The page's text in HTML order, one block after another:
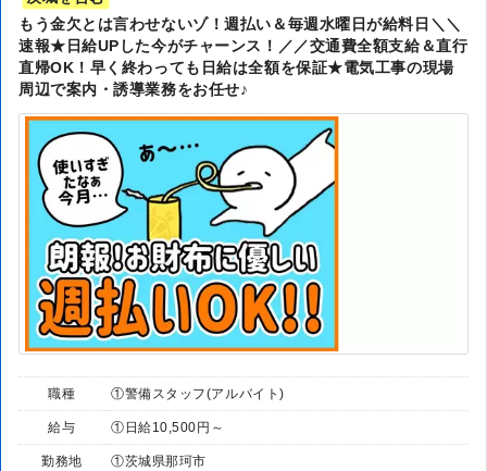
もう金欠とは言わせないゾ！週払い＆毎週水曜日が給料日＼＼
速報★日給UPした今がチャーンス！／／交通費全額支給＆直行
直帰OK！早く終わっても日給は全額を保証★電気工事の現場
周辺で案内・誘導業務をお任せ♪
職種 ①警備スタッフ(アルバイト)
給与 ①日給10,500円～
勤務地 ①茨城県那珂市